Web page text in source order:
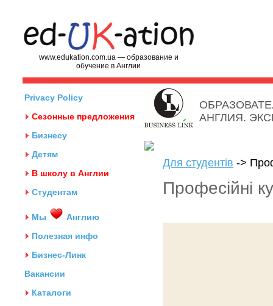
www.edukation.com.ua — образование и
обучение в Англии
Privacy Policy
Сезонные предложения
Бизнесу
Детям
В школу в Англии
Студентам
Мы
Англию
Полезная инфо
Бизнес-Линк
Вакансии
Каталоги
АНГЛИЯ.
Для студентів ->
Професійні